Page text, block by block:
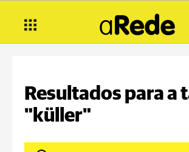
Resultados para a
"küller"